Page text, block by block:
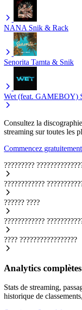
NANA Snik & Rack
Senorita Tamta & Snik
Wet (feat. GAMEBOY)
Consultez la
streaming sur toutes les
Commencez
?????????
????????????
?????? ????
????????????
???? ?????????????????
Analytics
Stats de streaming,
historique de